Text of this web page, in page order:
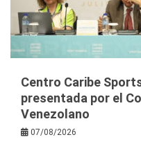
Centro Caribe
presentada por el
Venezolano
07/08/2026